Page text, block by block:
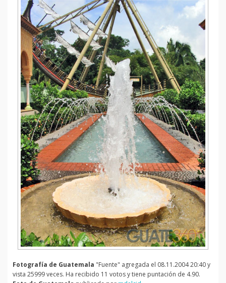
Fotografía de Guatemala "Fuente" agregada el 08.11.2004 20:40 y
vista 25999 veces. Ha recibido 11 votos y tiene puntación de 4.90.